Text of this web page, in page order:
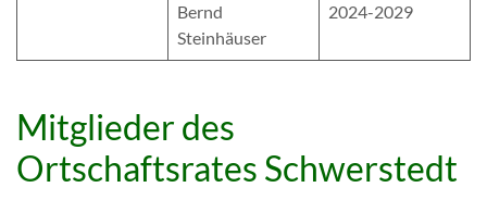
Bernd
Steinhäuser
2024-2029
Mitglieder des
Ortschaftsrates Schwerstedt